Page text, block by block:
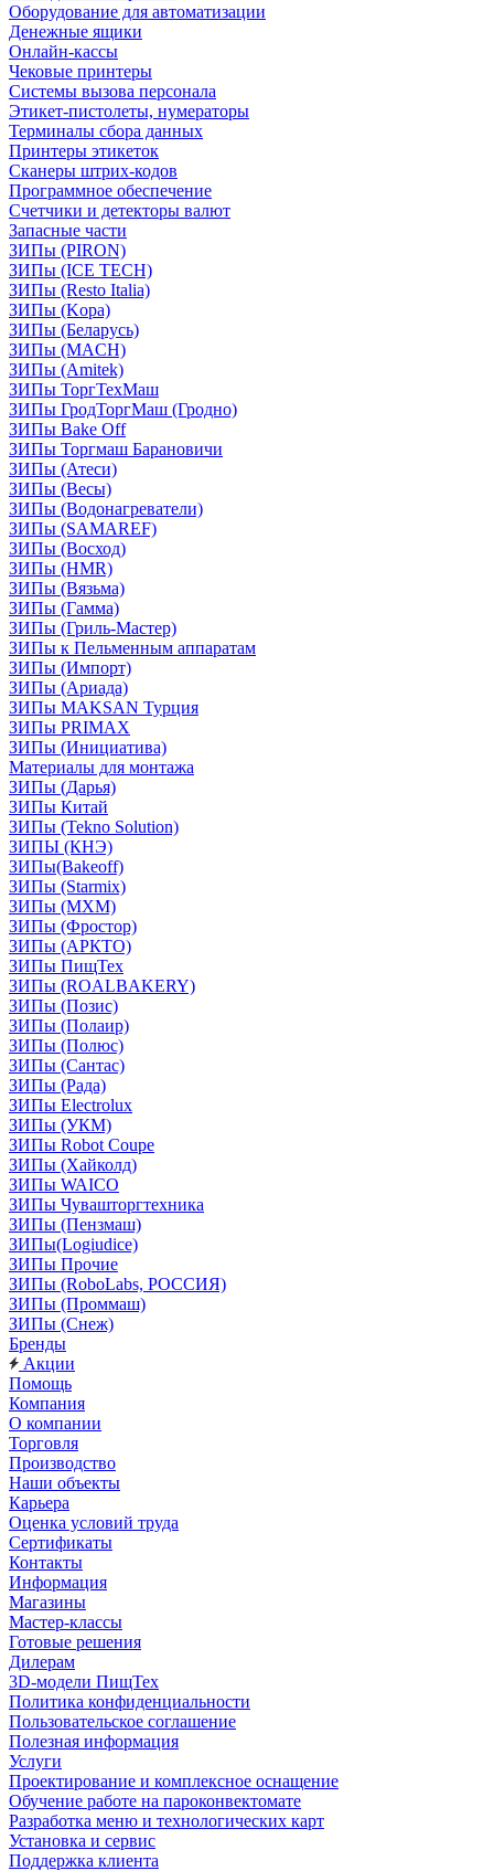
Оборудование для автоматизации
Денежные ящики
Онлайн-кассы
Чековые принтеры
Системы вызова персонала
Этикет-пистолеты, нумераторы
Терминалы сбора данных
Принтеры этикеток
Сканеры штрих-кодов
Программное обеспечение
Счетчики и детекторы валют
Запасные части
ЗИПы (PIRON)
ЗИПы (ICE TECH)
ЗИПы (Resto Italia)
ЗИПы (Kopa)
ЗИПы (Беларусь)
ЗИПы (MACH)
ЗИПы (Amitek)
ЗИПы ТоргТехМаш
ЗИПы ГродТоргМаш (Гродно)
ЗИПы Bake Off
ЗИПы Торгмаш Барановичи
ЗИПы (Атеси)
ЗИПы (Весы)
ЗИПы (Водонагреватели)
ЗИПы (SAMAREF)
ЗИПы (Восход)
ЗИПы (HMR)
ЗИПы (Вязьма)
ЗИПы (Гамма)
ЗИПы (Гриль-Мастер)
ЗИПы к Пельменным аппаратам
ЗИПы (Импорт)
ЗИПы (Ариада)
ЗИПы MAKSAN Турция
ЗИПы PRIMAX
ЗИПы (Инициатива)
Материалы для монтажа
ЗИПы (Дарья)
ЗИПы Китай
ЗИПы (Tekno Solution)
ЗИПЫ (КНЭ)
ЗИПы(Bakeoff)
ЗИПы (Starmix)
ЗИПы (МХМ)
ЗИПы (Фростор)
ЗИПы (АРКТО)
ЗИПы ПищТех
ЗИПы (ROALBAKERY)
ЗИПы (Позис)
ЗИПы (Полаир)
ЗИПы (Полюс)
ЗИПы (Сантас)
ЗИПы (Рада)
ЗИПы Electrolux
ЗИПы (УКМ)
ЗИПы Robot Coupe
ЗИПы (Хайколд)
ЗИПы WAICO
ЗИПы Чувашторгтехника
ЗИПы (Пензмаш)
ЗИПы(Logiudice)
ЗИПы Прочие
ЗИПы (RoboLabs, РОССИЯ)
ЗИПы (Проммаш)
ЗИПы (Снеж)
Бренды
Акции
Помощь
Компания
О компании
Торговля
Производство
Наши объекты
Карьера
Оценка условий труда
Сертификаты
Контакты
Информация
Магазины
Мастер-классы
Готовые решения
Дилерам
3D-модели ПищТех
Политика конфиденциальности
Пользовательское соглашение
Полезная информация
Услуги
Проектирование и комплексное оснащение
Обучение работе на пароконвектомате
Разработка меню и технологических карт
Установка и сервис
Поддержка клиента